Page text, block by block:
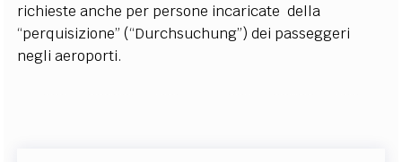
richieste anche per persone incaricate della
“perquisizione” (“Durchsuchung”) dei passeggeri
negli aeroporti.